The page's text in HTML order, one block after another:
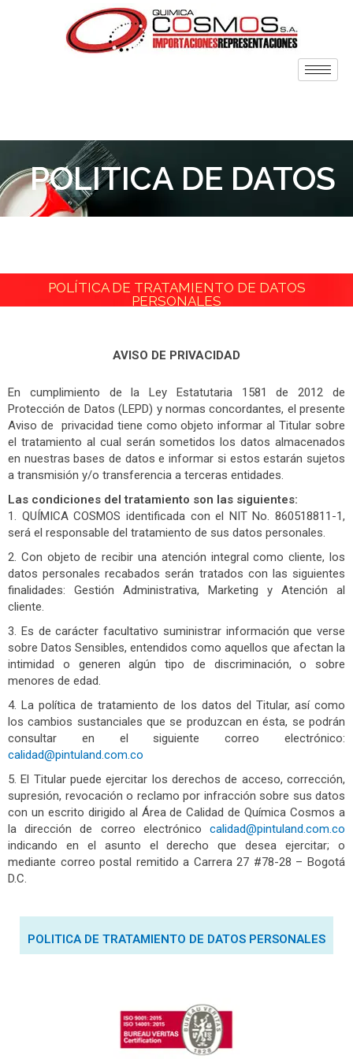
POLITICA DE DATOS
POLÍTICA DE TRATAMIENTO DE DATOS
PERSONALES
AVISO DE PRIVACIDAD
En cumplimiento de la Ley Estatutaria 1581 de 2012 de
Protección de Datos (LEPD) y normas concordantes, el presente
Aviso de privacidad tiene como objeto informar al Titular sobre
el tratamiento al cual serán sometidos los datos almacenados
en nuestras bases de datos e informar si estos estarán sujetos
a transmisión y/o transferencia a terceras entidades.
Las condiciones del tratamiento son las siguientes:
1. QUÍMICA COSMOS identificada con el NIT No. 860518811-1,
será el responsable del tratamiento de sus datos personales.
2. Con objeto de recibir una atención integral como cliente, los
datos personales recabados serán tratados con las siguientes
finalidades: Gestión Administrativa, Marketing y Atención al
cliente.
3. Es de carácter facultativo suministrar información que verse
sobre Datos Sensibles, entendidos como aquellos que afectan la
intimidad o generen algún tipo de discriminación, o sobre
menores de edad.
4. La política de tratamiento de los datos del Titular, así como
los cambios sustanciales que se produzcan en ésta, se podrán
consultar en el siguiente correo electrónico:
calidad@pintuland.com.co
5. El Titular puede ejercitar los derechos de acceso, corrección,
supresión, revocación o reclamo por infracción sobre sus datos
con un escrito dirigido al Área de Calidad de Química Cosmos a
la dirección de correo electrónico calidad@pintuland.com.co
indicando en el asunto el derecho que desea ejercitar; o
mediante correo postal remitido a Carrera 27 #78-28 – Bogotá
D.C.
POLITICA DE TRATAMIENTO DE DATOS PERSONALES